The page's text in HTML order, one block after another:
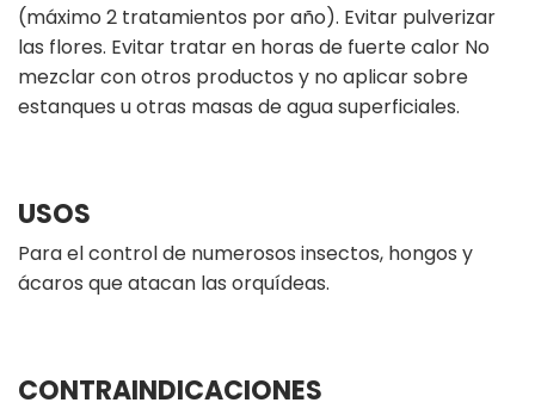
(máximo 2 tratamientos por año). Evitar pulverizar
las flores. Evitar tratar en horas de fuerte calor No
mezclar con otros productos y no aplicar sobre
estanques u otras masas de agua superficiales.
USOS
Para el control de numerosos insectos, hongos y
ácaros que atacan las orquídeas.
CONTRAINDICACIONES